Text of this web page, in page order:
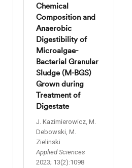
Chemical
Composition and
Anaerobic
Digestibility of
Microalgae-
Bacterial Granular
Sludge (M-BGS)
Grown during
Treatment of
Digestate
J. Kazimierowicz, M.
Debowski, M.
Zielinski
Applied Sciences
2023; 13(2):1098